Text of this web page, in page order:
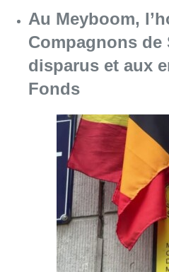
Au Meyboom,
Compagnons de
disparus et aux
Fonds